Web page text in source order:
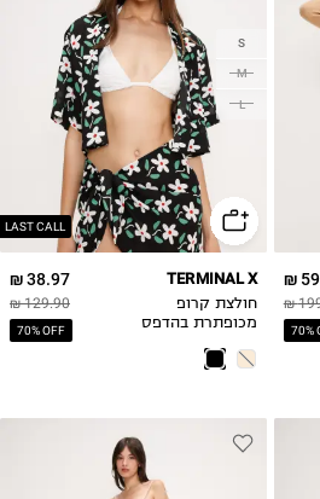
70%
LAST CALL
S
M
L
38.97 ₪
129.90 ₪
70% OFF
TERMINAL X
חולצת קרופ
מכופתרת בהדפס